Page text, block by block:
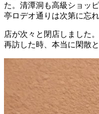
た。清潭洞も高級ショッ
亭ロデオ通りは次第に忘
店が次々と閉店しました
再訪した時、本当に閑散